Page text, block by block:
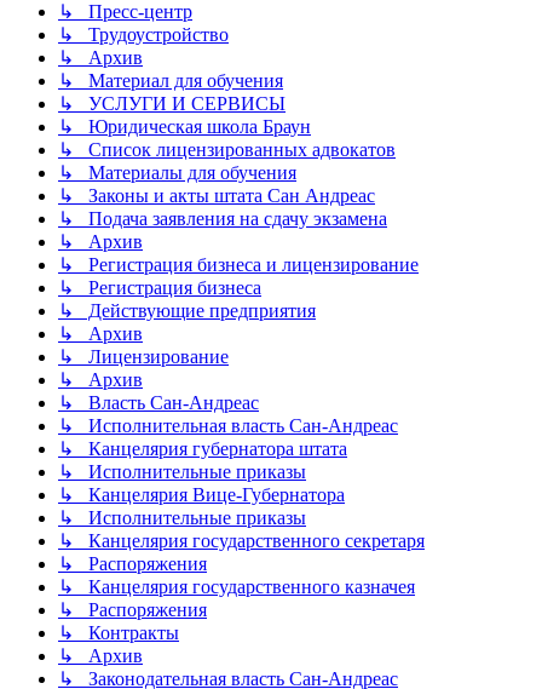
↳ Пресс-центр
↳ Трудоустройство
↳ Архив
↳ Материал для обучения
↳ УСЛУГИ И СЕРВИСЫ
↳ Юридическая школа Браун
↳ Список лицензированных адвокатов
↳ Материалы для обучения
↳ Законы и акты штата Сан Андреас
↳ Подача заявления на сдачу экзамена
↳ Архив
↳ Регистрация бизнеса и лицензирование
↳ Регистрация бизнеса
↳ Действующие предприятия
↳ Архив
↳ Лицензирование
↳ Архив
↳ Власть Сан-Андреас
↳ Исполнительная власть Сан-Андреас
↳ Канцелярия губернатора штата
↳ Исполнительные приказы
↳ Канцелярия Вице-Губернатора
↳ Исполнительные приказы
↳ Канцелярия государственного секретаря
↳ Распоряжения
↳ Канцелярия государственного казначея
↳ Распоряжения
↳ Контракты
↳ Архив
↳ Законодательная власть Сан-Андреас